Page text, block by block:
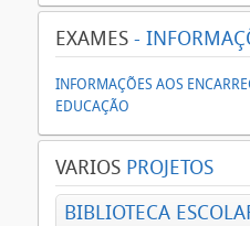
EXAMES -
INFORMAÇÕES AOS
EDUCAÇÃO
VARIOS PROJETOS
BIBLIOTECA